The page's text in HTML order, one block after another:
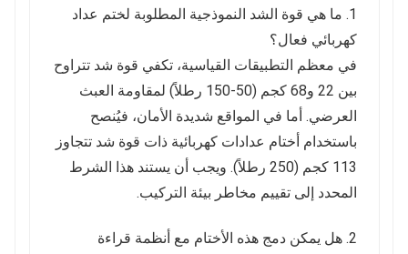
1. ما هي قوة الشد النموذجية المطلوبة لختم عداد
كهربائي فعال؟
في معظم التطبيقات القياسية، تكفي قوة شد تتراوح
بين 22 و68 كجم (50-150 رطلاً) لمقاومة العبث
العرضي. أما في المواقع شديدة الأمان، فيُنصح
باستخدام أختام عدادات كهربائية ذات قوة شد تتجاوز
113 كجم (250 رطلاً). ويجب أن يستند هذا الشرط
المحدد إلى تقييم مخاطر بيئة التركيب.
2. هل يمكن دمج هذه الأختام مع أنظمة قراءة